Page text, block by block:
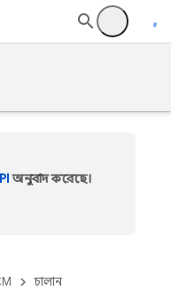
অনুবাদ করেছে।
চালান